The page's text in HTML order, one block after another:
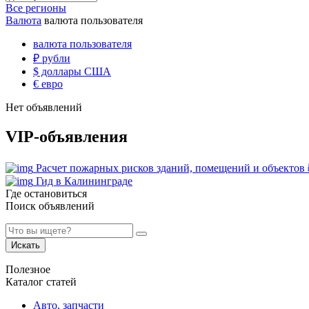
Все регионы
Валюта валюта пользователя
валюта пользователя
₽ рубли
$ доллары США
€ евро
Нет объявлений
VIP-объявления
Расчет пожарных рисков зданий, помещений и объектов
Гид в Калининграде
Где остановиться
Поиск объявлений
Искать
Полезное
Каталог статей
Авто, запчасти